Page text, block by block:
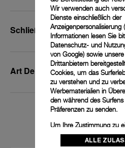
Schließenbreite
Art Der Schließe
Exclusive
Wir verwenden auch
Dienste einschließlich der
Anzeigenpersonalisierung
Informationen lesen Sie
Datenschutz- und
von Google) sowie
Drittanbietern
Cookies, um das
zu verstehen und zu
Werbematerialien in
den während des
Präferenzen zu senden.
Um Ihre Zustimmung zu
Cookies zu ändern oder
klicken Sie aufALLE